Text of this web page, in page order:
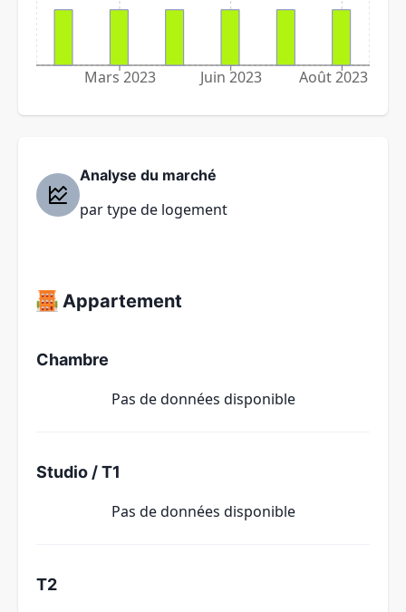
Mars 2023 Juin 2023 Août 2023
Analyse du marché
par type de logement
Appartement
Chambre
Pas de données disponible
Studio / T1
Pas de données disponible
T2